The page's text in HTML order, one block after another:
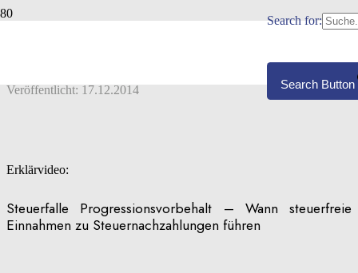
Search for:
Search Button
Veröffentlicht: 17.12.2014
Erklärvideo:
Steuerfalle Progressionsvorbehalt – Wann steuerfreie
Einnahmen zu Steuernachzahlungen führen